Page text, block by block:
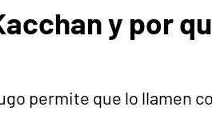
y por
permite que lo llamen